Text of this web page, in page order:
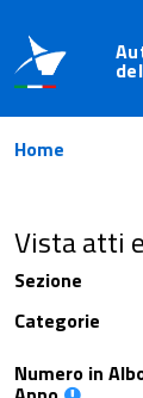
Home
Vista atti
Sezione
Categorie
Numero in